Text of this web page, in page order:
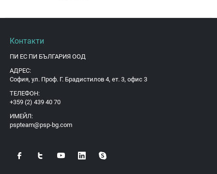
Контакти
ПИ ЕС ПИ БЪЛГАРИЯ ООД
АДРЕС:
София, ул. Проф. Г. Брадистилов 4, ет. 3, офис 3
ТЕЛЕФОН:
+359 (2) 439 40 70
ИМЕЙЛ:
pspteam@psp-bg.com